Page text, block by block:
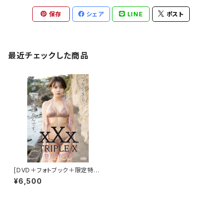
保存 シェア LINE ポスト
最近チェックした商品
[DVD＋フォトブック＋限定特典
付き]パピコ／xXx TRIPLE X
¥6,500